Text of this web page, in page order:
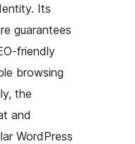
Its
guarantees
friendly
browsing
the
and
WordPress